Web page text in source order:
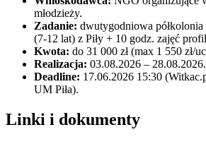
młodzieży.
Zadanie: dwutygodniowa
(7-12 lat) z Piły + 10 godz. zajęć
Kwota: do 31 000 zł (max 1 550 zł/
Realizacja: 03.08.2026 – 28.08.2026.
Deadline: 17.06.2026 15:30
UM Piła).
Linki i dokumenty